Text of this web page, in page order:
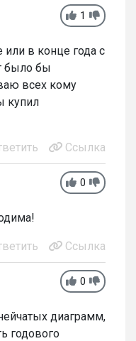
1
или в конце года с
было бы
всех кому
купил
Ссылка
0
Ссылка
0
диаграмм,
годового